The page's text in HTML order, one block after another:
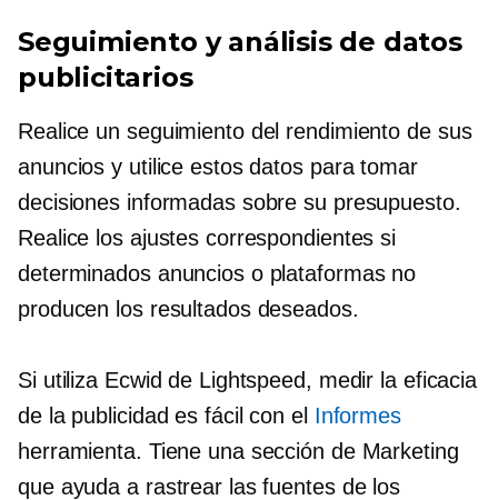
Seguimiento y análisis de datos
publicitarios
Realice un seguimiento del rendimiento de sus
anuncios y utilice estos datos para tomar
decisiones informadas sobre su presupuesto.
Realice los ajustes correspondientes si
determinados anuncios o plataformas no
producen los resultados deseados.
Si utiliza Ecwid de Lightspeed, medir la eficacia
de la publicidad es fácil con el Informes
herramienta. Tiene una sección de Marketing
que ayuda a rastrear las fuentes de los